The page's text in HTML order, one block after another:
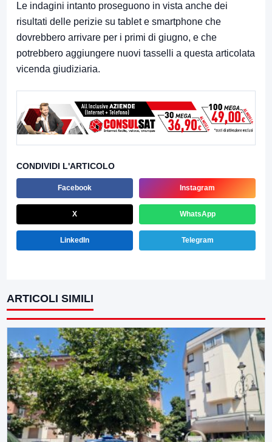
Le indagini intanto proseguono in vista anche dei
risultati delle perizie su tablet e smartphone che
dovrebbero arrivare per i primi di giugno, e che
potrebbero aggiungere nuovi tasselli a questa articolata
vicenda giudiziaria.
CONDIVIDI L'ARTICOLO
Facebook Instagram
X WhatsApp
LinkedIn Telegram
ARTICOLI SIMILI